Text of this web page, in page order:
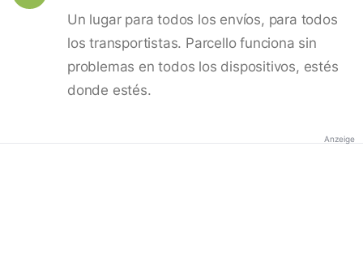
Un lugar para todos los envíos, para todos
los transportistas. Parcello funciona sin
problemas en todos los dispositivos, estés
donde estés.
Anzeige